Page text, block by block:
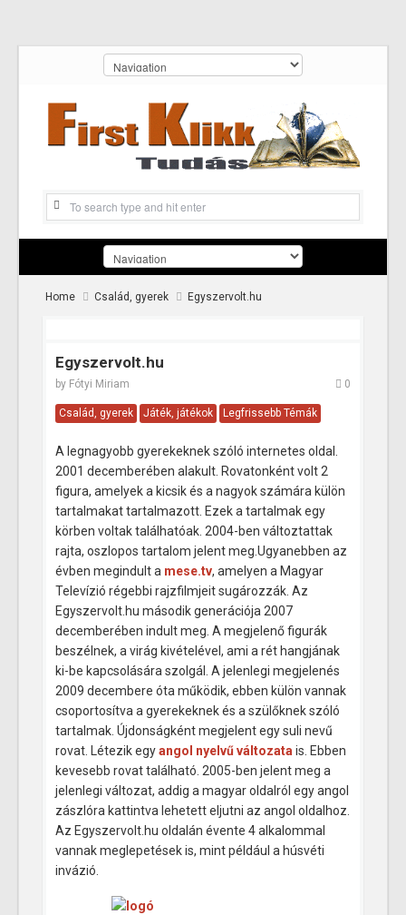
Home Család, gyerek Egyszervolt.hu
Egyszervolt.hu
by Fótyi Miriam 0
Család, gyerek Játék, játékok Legfrissebb Témák
A legnagyobb gyerekeknek szóló internetes oldal.
2001 decemberében alakult. Rovatonként volt 2
figura, amelyek a kicsik és a nagyok számára külön
tartalmakat tartalmazott. Ezek a tartalmak egy
körben voltak találhatóak. 2004-ben változtattak
rajta, oszlopos tartalom jelent meg.Ugyanebben az
évben megindult a mese.tv, amelyen a Magyar
Televízió régebbi rajzfilmjeit sugározzák. Az
Egyszervolt.hu második generációja 2007
decemberében indult meg. A megjelenő figurák
beszélnek, a virág kivételével, ami a rét hangjának
ki-be kapcsolására szolgál. A jelenlegi megjelenés
2009 decembere óta működik, ebben külön vannak
csoportosítva a gyerekeknek és a szülőknek szóló
tartalmak. Újdonságként megjelent egy suli nevű
rovat. Létezik egyangol nyelvű változatais. Ebben
kevesebb rovat található. 2005-ben jelent meg a
jelenlegi változat, addig a magyar oldalról egy angol
zászlóra kattintva lehetett eljutni az angol oldalhoz.
Az Egyszervolt.hu oldalán évente 4 alkalommal
vannak meglepetések is, mint például a húsvéti
invázió.